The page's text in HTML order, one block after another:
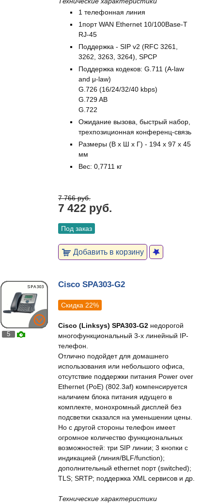
1 телефонная линия
1порт WAN Ethernet 10/100Base-T
RJ-45
Поддержка - SIP v2 (RFC 3261,
3262, 3263, 3264), SPCP
Поддержка кодеков: G.711 (A-law
and μ-law)
G.726 (16/24/32/40 kbps)
G.729 AB
G.722
Ожидание вызова, быстрый набор,
трехпозиционная конференц-связь
Размеры (В х Ш х Г) - 194 х 97 х 45
мм
Вес: 0,7711 кг
7 766 руб.
7 422 руб.
Под заказ
Добавить в корзину
5
Cisco SPA303-G2
Скидка 22%
Cisco (Linksys) SPA303-G2 недорогой
многофункциональный 3-х линейный IP-
телефон.
Отлично подойдет для домашнего
использования или небольшого офиса,
отсутствие поддержки питания Power over
Ethernet (PoE) (802.3af) компенсируется
наличием блока питания идущего в
комплекте, монохромный дисплей без
подсветки сказался на уменьшении цены.
Но с другой стороны телефон имеет
огромное количество функциональных
возможностей: три SIP линии; 3 кнопки с
индикацией (линия/BLF/function);
дополнительный ethernet порт (switched);
TLS; SRTP; поддержка XML сервисов и др.
Технические характеристики